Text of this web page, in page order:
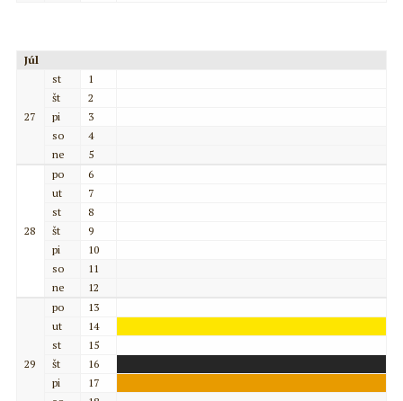
Júl
27
st
1
št
2
pi
3
so
4
ne
5
28
po
6
ut
7
st
8
št
9
pi
10
so
11
ne
12
29
po
13
ut
14
st
15
št
16
pi
17